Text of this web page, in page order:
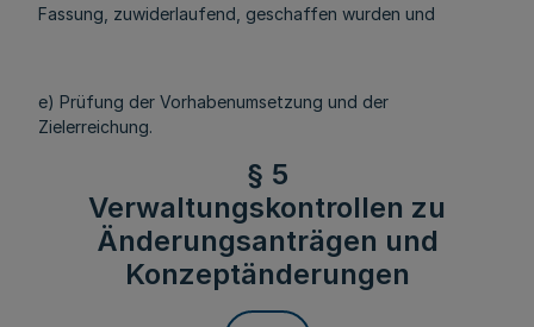
Fassung, zuwiderlaufend, geschaffen wurden und
e) Prüfung der Vorhabenumsetzung und der
Zielerreichung.
§ 5
Verwaltungskontrollen zu
Änderungsanträgen und
Konzeptänderungen